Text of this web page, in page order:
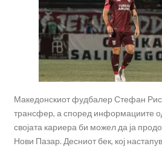
укине
Француски судија обвинет за
18 месеци затвор
Ова никогаш не му се случило на
повлекуваат, а Зверев веднаш се
Македонскиот фудбалер Стефан
трансфер, а според информациите
својата кариера би можел да ја
Нови Пазар. Десниот бек, кој